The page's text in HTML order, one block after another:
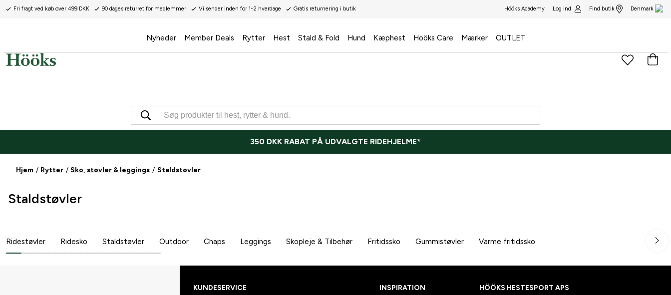
Fri fragt ved køb over 499 DKK 90 dages returret for medlemmer Vi sender inden for 1-2 hverdage Gratis returnering i butik Hööks Academy Log ind Find butik Denmark
Nyheder Member Deals Rytter Hest Stald & Fold Hund Kæphest Hööks Care Mærker OUTLET
350 DKK RABAT PÅ UDVALGTE RIDEHJELME*
Hjem Rytter Sko, støvler & leggings Staldstøvler
Staldstøvler
Ridestøvler Ridesko Staldstøvler Outdoor Chaps Leggings Skopleje & Tilbehør Fritidssko Gummistøvler Varme fritidssko
KUNDESERVICE INSPIRATION HÖÖKS HESTESPORT APS